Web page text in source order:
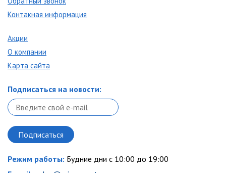
Контакная информация
Акции
О компании
Карта сайта
Подписаться на новости:
Режим работы: Будние дни с 10:00 до 19:00